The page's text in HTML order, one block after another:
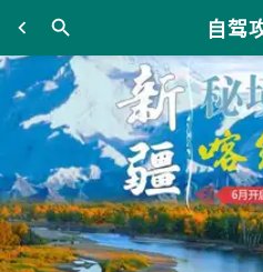
自驾